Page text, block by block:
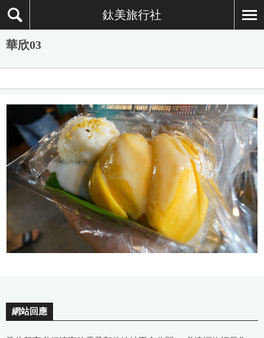
鈦美旅行社
華欣03
網站回應